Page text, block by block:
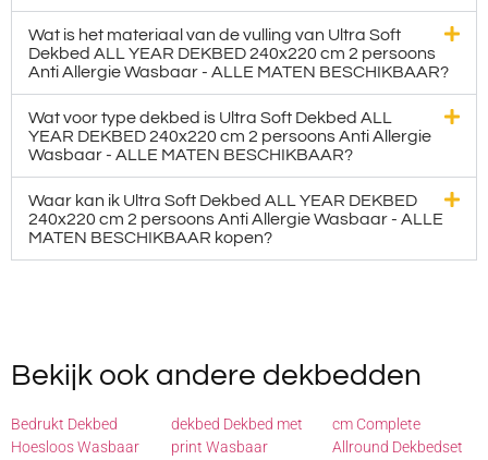
Wat is het materiaal van de vulling van Ultra Soft
Dekbed ALL YEAR DEKBED 240x220 cm 2 persoons
Anti Allergie Wasbaar - ALLE MATEN BESCHIKBAAR?
Wat voor type dekbed is Ultra Soft Dekbed ALL
YEAR DEKBED 240x220 cm 2 persoons Anti Allergie
Wasbaar - ALLE MATEN BESCHIKBAAR?
Waar kan ik Ultra Soft Dekbed ALL YEAR DEKBED
240x220 cm 2 persoons Anti Allergie Wasbaar - ALLE
MATEN BESCHIKBAAR kopen?
Bekijk ook andere dekbedden
Bedrukt Dekbed
Hoesloos Wasbaar
dekbed Dekbed met
print Wasbaar
cm Complete
Allround Dekbedset